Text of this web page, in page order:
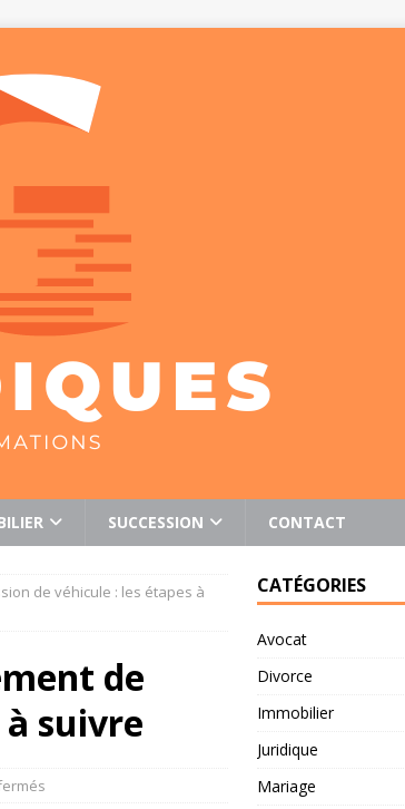
SUCCESSION CONTACT
de véhicule : les étapes à
de
à suivre
CATÉGORIES
Avocat
Divorce
Immobilier
Juridique
Mariage